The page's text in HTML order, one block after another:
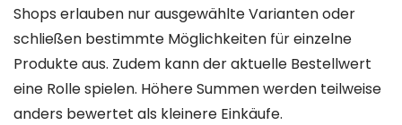
Shops erlauben nur ausgewählte Varianten oder
schließen bestimmte Möglichkeiten für einzelne
Produkte aus. Zudem kann der aktuelle Bestellwert
eine Rolle spielen. Höhere Summen werden teilweise
anders bewertet als kleinere Einkäufe.